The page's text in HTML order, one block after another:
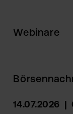
Webinare
14.07.2026 |